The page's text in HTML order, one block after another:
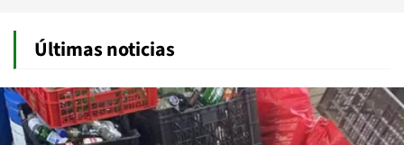
Últimas noticias